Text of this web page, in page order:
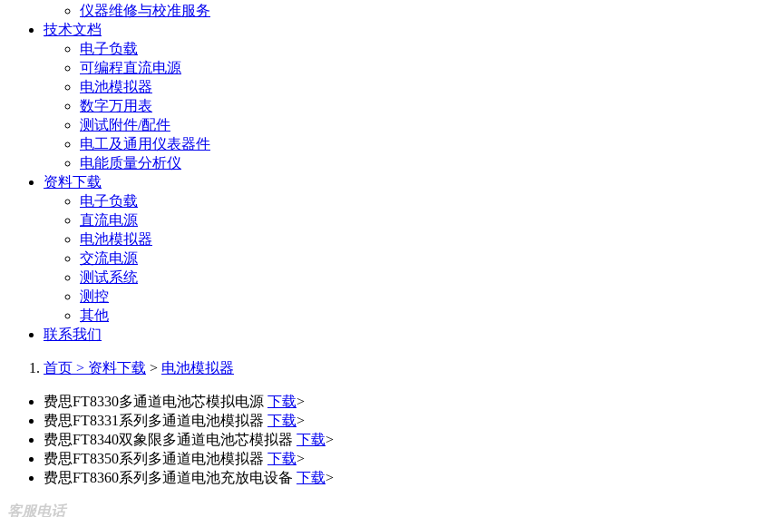
仪器维修与校准服务
技术文档
电子负载
可编程直流电源
电池模拟器
数字万用表
测试附件/配件
电工及通用仪表器件
电能质量分析仪
资料下载
电子负载
直流电源
电池模拟器
交流电源
测试系统
测控
其他
联系我们
首页 > 资料下载 > 电池模拟器
费思FT8330多通道电池芯模拟电源 下载>
费思FT8331系列多通道电池模拟器 下载>
费思FT8340双象限多通道电池芯模拟器 下载>
费思FT8350系列多通道电池模拟器 下载>
费思FT8360系列多通道电池充放电设备 下载>
客服电话